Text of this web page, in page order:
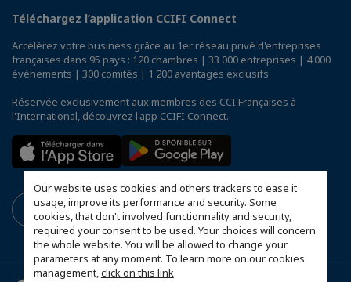
Our website uses cookies and others trackers to ease it
usage, improve its performance and security. Some
cookies, that don't involved functionnality and security,
required your consent to be used. Your choices will concern
the whole website. You will be allowed to change your
parameters at any moment. To learn more on our cookies
management,click on this link.
Téléchargez l’application CCIFI Connect
Accélérez votre business grâce au 1er réseau privé d'entreprises
françaises dans 95 pays : 120 chambres | 33 000 entreprises | 4 000
événements | 300 comités | 1 200 avantages exclusifs
Réservée exclusivement aux membres des CCI Françaises à
l'International, découvrez l'app CCIFI Connect.